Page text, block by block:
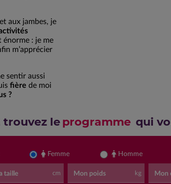
aux jambes, je
: je me
m’apprécier
sentir aussi
fière de moi
?
trouvez leprogramme qui
Femme Homme
taille cm Mon poids kg Mon